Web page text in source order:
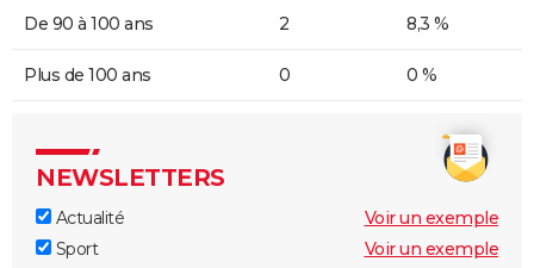
De 90 à 100 ans 2 8,3 %
Plus de 100 ans 0 0 %
NEWSLETTERS
Actualité
Voir un exemple
Sport
Voir un exemple